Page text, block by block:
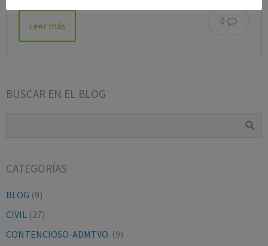
0
Leer más
BUSCAR EN EL BLOG
CATEGORÍAS
BLOG (9)
CIVIL (27)
CONTENCIOSO-ADMTVO. (9)